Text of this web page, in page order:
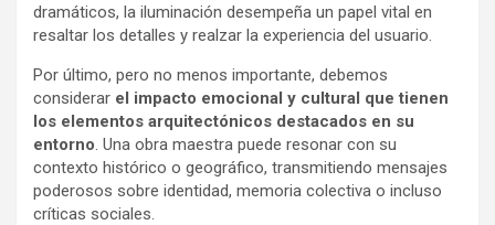
dramáticos, la iluminación desempeña un papel vital en
resaltar los detalles y realzar la experiencia del usuario.
Por último, pero no menos importante, debemos
considerar el impacto emocional y cultural que tienen
los elementos arquitectónicos destacados en su
entorno. Una obra maestra puede resonar con su
contexto histórico o geográfico, transmitiendo mensajes
poderosos sobre identidad, memoria colectiva o incluso
críticas sociales.